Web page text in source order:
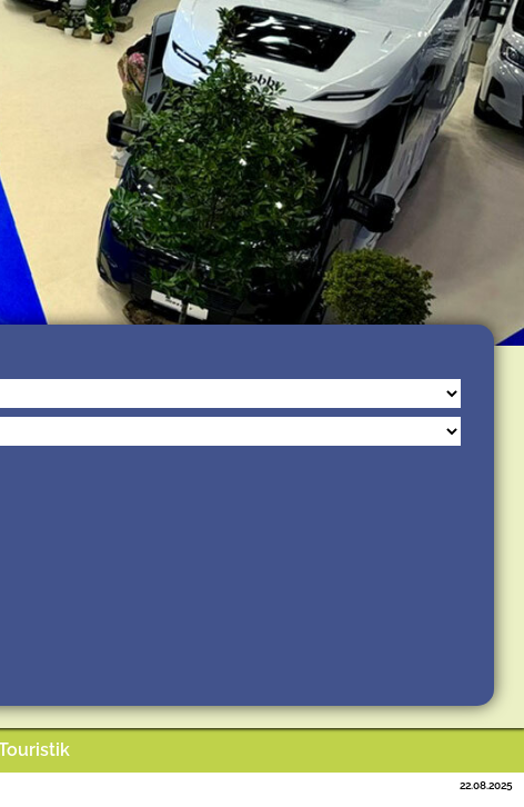
22.08.2025